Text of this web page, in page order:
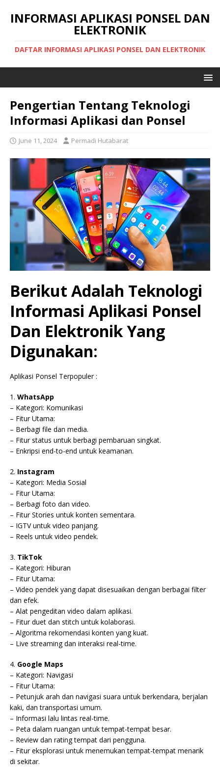
INFORMASI APLIKASI PONSEL DAN
ELEKTRONIK
DAFTAR INFORMASI APLIKASI PONSEL DAN ELEKTRONIK
Pengertian Tentang Teknologi
Informasi Aplikasi dan Ponsel
June 11, 2024 Permadi Hutabarat
Berikut Adalah Teknologi
Informasi Aplikasi Ponsel
Dan Elektronik Yang
Digunakan:
Aplikasi Ponsel Terpopuler :
1. WhatsApp
– Kategori: Komunikasi
– Fitur Utama:
– Berbagi file dan media.
– Fitur status untuk berbagi pembaruan singkat.
– Enkripsi end-to-end untuk keamanan.
2. Instagram
– Kategori: Media Sosial
– Fitur Utama:
– Berbagi foto dan video.
– Fitur Stories untuk konten sementara.
– IGTV untuk video panjang.
– Reels untuk video pendek.
3. TikTok
– Kategori: Hiburan
– Fitur Utama:
– Video pendek yang dapat disesuaikan dengan berbagai filter
dan efek.
– Alat pengeditan video dalam aplikasi.
– Fitur duet dan stitch untuk kolaborasi.
– Algoritma rekomendasi konten yang kuat.
– Live streaming dan interaksi real-time.
4. Google Maps
– Kategori: Navigasi
– Fitur Utama:
– Petunjuk arah dan navigasi suara untuk berkendara, berjalan
kaki, dan transportasi umum.
– Informasi lalu lintas real-time.
– Peta dalam ruangan untuk tempat-tempat besar.
– Review dan rating tempat dari pengguna.
– Fitur eksplorasi untuk menemukan tempat-tempat menarik
di sekitar.